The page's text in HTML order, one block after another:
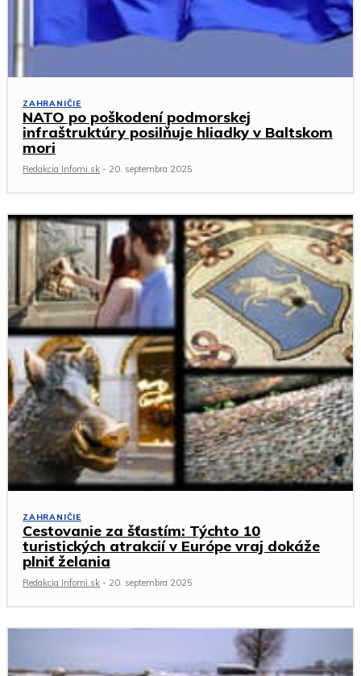
ZAHRANIČIE
NATO po poškodení podmorskej
infraštruktúry posilňuje hliadky v Baltskom
mori
Redakcia Infomi.sk - 20. septembra 2025
ZAHRANIČIE
Cestovanie za šťastím: Týchto 10
turistických atrakcií v Európe vraj dokáže
plniť želania
Redakcia Infomi.sk - 20. septembra 2025